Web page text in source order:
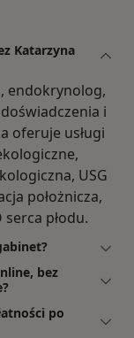
Katarzyna
endokrynolog,
i
oferuje usługi
USG
położnicza,
serca płodu.
bez
po